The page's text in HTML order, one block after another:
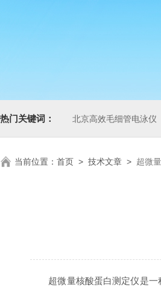
热门关键词： 北京高效毛细管电泳仪
当前位置： 首页 > 技术文章 > 超微
超微量核酸蛋白测定仪是一种